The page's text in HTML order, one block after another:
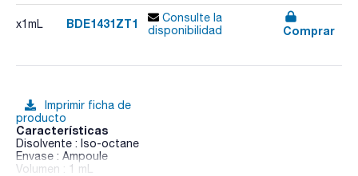
x1mL BDE1431ZT1
Consulte la
disponibilidad
Comprar
Imprimir ficha de
producto
Características
Disolvente : Iso-octane
Envase : Ampoule
Volumen : 1 mL